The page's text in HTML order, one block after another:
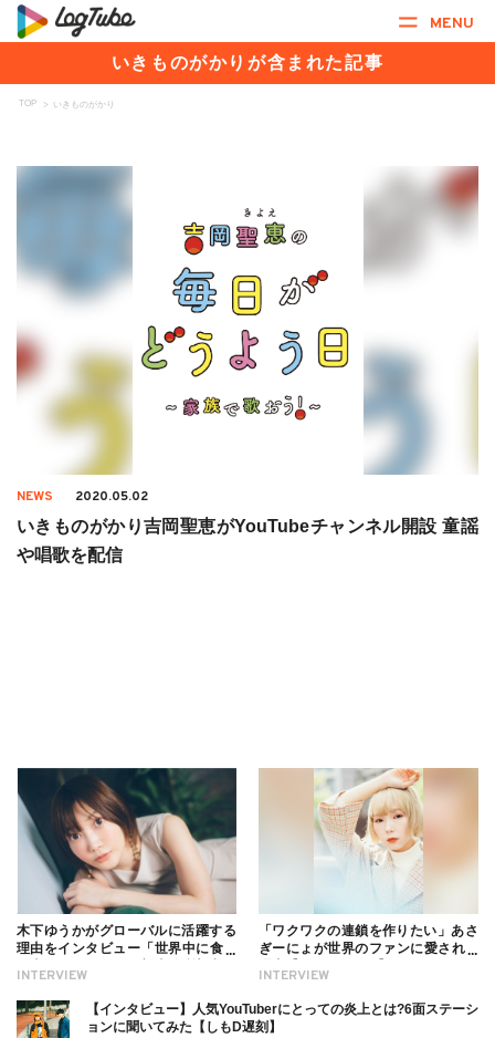
MENU
いきものがかりが含まれた記事
TOP > いきものがかり
NEWS 2020.05.02
いきものがかり吉岡聖恵がYouTubeチャンネル開設 童謡
や唱歌を配信
INTERVIEW
木下ゆうかがグローバルに活躍する
理由をインタビュー「世界中に食べ
ついても
INTERVIEW
「ワクワクの連鎖を作りたい」あさ
ぎーにょが世界のファンに愛される
【インタビュー】人気YouTuberにとっての炎上とは?6面ステーシ
ョンに聞いてみた【しもD遅刻】